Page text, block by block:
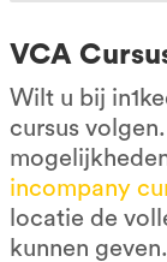
VCA
Wilt u bij
cursus
incompany
locatie de
kunnen